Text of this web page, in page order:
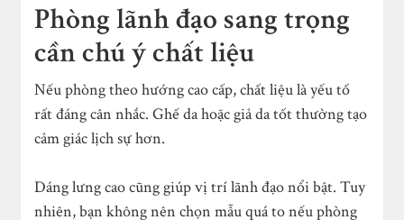
Phòng lãnh đạo sang trọng
cần chú ý chất liệu
Nếu phòng theo hướng cao cấp, chất liệu là yếu tố
rất đáng cân nhắc. Ghế da hoặc giả da tốt thường tạo
cảm giác lịch sự hơn.
Dáng lưng cao cũng giúp vị trí lãnh đạo nổi bật. Tuy
nhiên, bạn không nên chọn mẫu quá to nếu phòng